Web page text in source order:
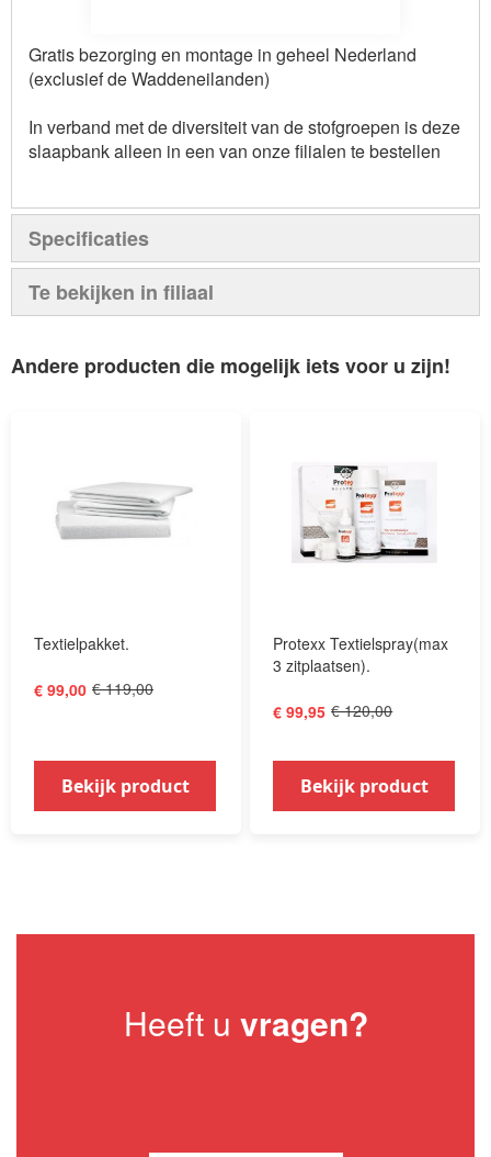
Gratis bezorging en montage in geheel Nederland
(exclusief de Waddeneilanden)
In verband met de diversiteit van de stofgroepen is deze
slaapbank alleen in een van onze filialen te bestellen
Specificaties
Te bekijken in filiaal
Andere producten die mogelijk iets voor u zijn!
Textielpakket.
€ 99,00 € 119,00
Bekijk product
Protexx Textielspray(max
3 zitplaatsen).
€ 99,95 € 120,00
Bekijk product
Heeft u vragen?